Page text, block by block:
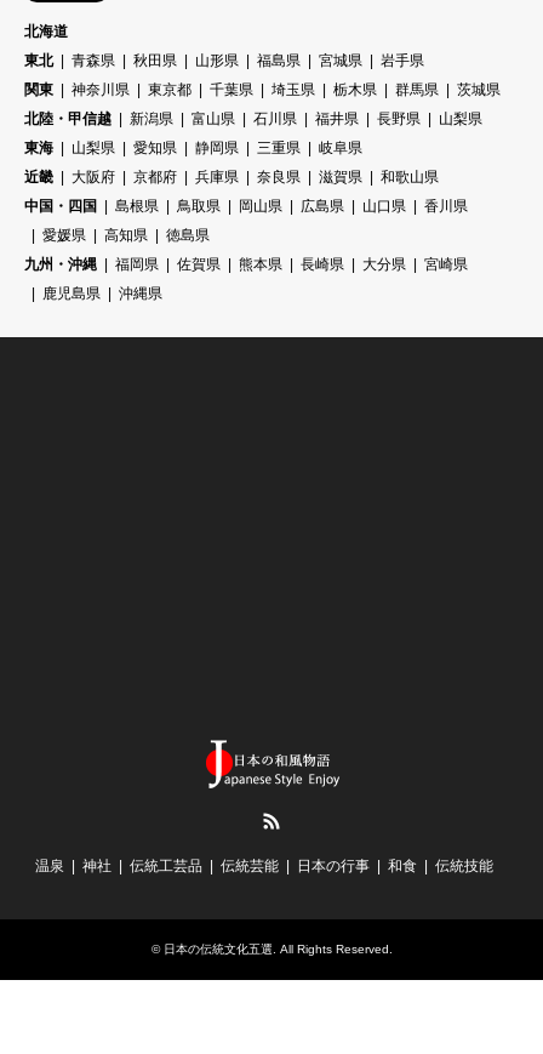
北海道
東北
青森県 秋田県 山形県 福島県 宮城県
岩手県
関東
神奈川県 東京都 千葉県 埼玉県 栃木県 群馬県
茨城県
北陸・甲信越
新潟県 富山県 石川県 福井県 長野県
山梨県
東海
山梨県 愛知県 静岡県 三重県
岐阜県
近畿
大阪府 京都府 兵庫県 奈良県 滋賀県
和歌山県
中国・四国
島根県 鳥取県 岡山県 広島県 山口県
香川県
愛媛県
高知県
徳島県
九州・沖縄
福岡県 佐賀県 熊本県 長崎県 大分県
宮崎県
鹿児島県
沖縄県
温泉 神社 伝統工芸品 伝統芸能 日本の行事 和食 伝統技能
© 日本の伝統文化五選. All Rights Reserved.